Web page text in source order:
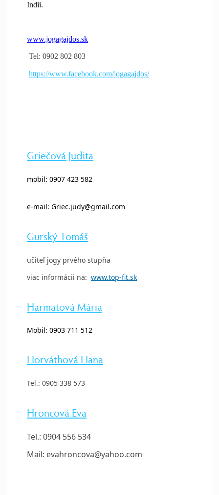
Indii.
www.jogagajdos.sk
Tel: 0902 802 803
https://www.facebook.com/jogagajdos/
Griečová Judita
mobil: 0907 423 582
e-mail: Griec.judy@gmail.com
Gurský Tomáš
učiteľ jogy prvého stupňa
viac informácii na: www.top-fit.sk
Harmatová Mária
Mobil: 0903 711 512
Horváthová Hana
Tel.: 0905 338 573
Hroncová Eva
Tel.: 0904 556 534
Mail: evahroncova@yahoo.com